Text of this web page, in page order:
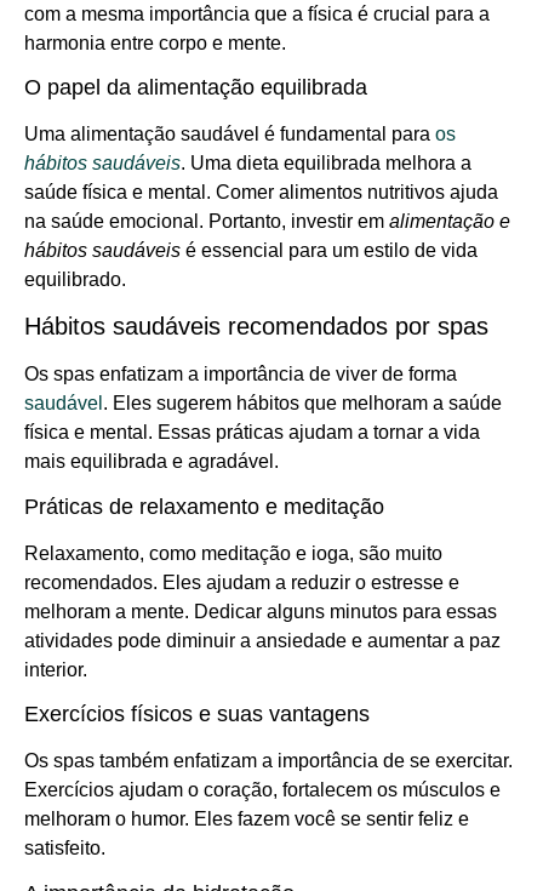
com a mesma importância que a física é crucial para a
harmonia entre corpo e mente.
O papel da alimentação equilibrada
Uma alimentação saudável é fundamental para os
hábitos saudáveis. Uma dieta equilibrada melhora a
saúde física e mental. Comer alimentos nutritivos ajuda
na saúde emocional. Portanto, investir em alimentação e
hábitos saudáveis é essencial para um estilo de vida
equilibrado.
Hábitos saudáveis recomendados por spas
Os spas enfatizam a importância de viver de forma
saudável . Eles sugerem hábitos que melhoram a saúde
física e mental. Essas práticas ajudam a tornar a vida
mais equilibrada e agradável.
Práticas de relaxamento e meditação
Relaxamento, como meditação e ioga, são muito
recomendados. Eles ajudam a reduzir o estresse e
melhoram a mente. Dedicar alguns minutos para essas
atividades pode diminuir a ansiedade e aumentar a paz
interior.
Exercícios físicos e suas vantagens
Os spas também enfatizam a importância de se exercitar.
Exercícios ajudam o coração, fortalecem os músculos e
melhoram o humor. Eles fazem você se sentir feliz e
satisfeito.